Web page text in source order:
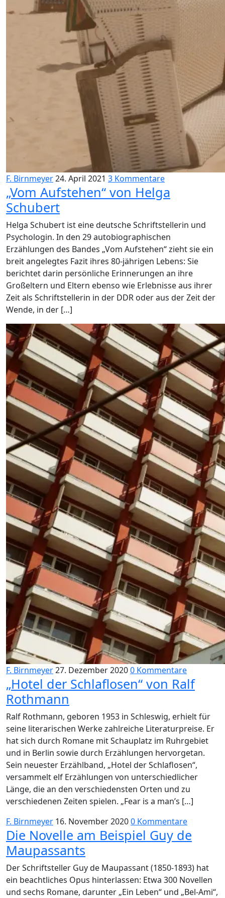
F. Birnmeyer24. April 2021 3 Kommentare
„Vom Aufstehen“ von Helga
Schubert
Helga Schubert ist eine deutsche Schriftstellerin und
Psychologin. In den 29 autobiographischen
Erzählungen des Bandes „Vom Aufstehen“ zieht sie ein
breit angelegtes Fazit ihres 80-jährigen Lebens: Sie
berichtet darin persönliche Erinnerungen an ihre
Großeltern und Eltern ebenso wie Erlebnisse aus ihrer
Zeit als Schriftstellerin in der DDR oder aus der Zeit der
Wende, in der […]
F. Birnmeyer27. Dezember 20200 Kommentare
„Hotel der Schlaflosen“ von Ralf
Rothmann
Ralf Rothmann, geboren 1953 in Schleswig, erhielt für
seine literarischen Werke zahlreiche Literaturpreise. Er
hat sich durch Romane mit Schauplatz im Ruhrgebiet
und in Berlin sowie durch Erzählungen hervorgetan.
Sein neuester Erzählband, „Hotel der Schlaflosen“,
versammelt elf Erzählungen von unterschiedlicher
Länge, die an den verschiedensten Orten und zu
verschiedenen Zeiten spielen. „Fear is a man’s […]
F. Birnmeyer 16. November 20200 Kommentare
Die Novelle am Beispiel Guy de
Maupassants
Der Schriftsteller Guy de Maupassant (1850-1893) hat
ein beachtliches Opus hinterlassen: Etwa 300 Novellen
und sechs Romane, darunter „Ein Leben“ und „Bel-Ami“,